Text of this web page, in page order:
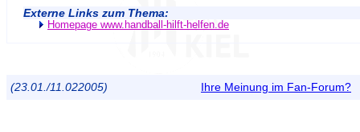
Externe Links zum Thema:
Homepage www.handball-hilft-helfen.de
(23.01./11.022005) Ihre Meinung im Fan-Forum?